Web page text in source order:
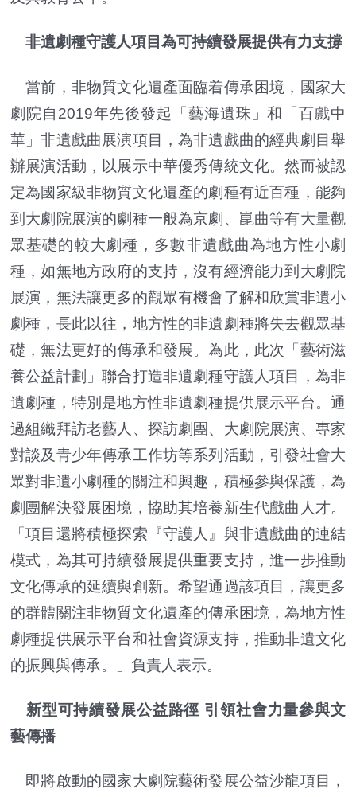
非遺劇種守護人項目為可持續發展提供有力支撐
當前，非物質文化遺產面臨着傳承困境，國家大
劇院自2019年先後發起「藝海遺珠」和「百戲中
華」非遺戲曲展演項目，為非遺戲曲的經典劇目舉
辦展演活動，以展示中華優秀傳統文化。然而被認
定為國家級非物質文化遺產的劇種有近百種，能夠
到大劇院展演的劇種一般為京劇、崑曲等有大量觀
眾基礎的較大劇種，多數非遺戲曲為地方性小劇
種，如無地方政府的支持，沒有經濟能力到大劇院
展演，無法讓更多的觀眾有機會了解和欣賞非遺小
劇種，長此以往，地方性的非遺劇種將失去觀眾基
礎，無法更好的傳承和發展。為此，此次「藝術滋
養公益計劃」聯合打造非遺劇種守護人項目，為非
遺劇種，特別是地方性非遺劇種提供展示平台。通
過組織拜訪老藝人、探訪劇團、大劇院展演、專家
對談及青少年傳承工作坊等系列活動，引發社會大
眾對非遺小劇種的關注和興趣，積極參與保護，為
劇團解決發展困境，協助其培養新生代戲曲人才。
「項目還將積極探索『守護人』與非遺戲曲的連結
模式，為其可持續發展提供重要支持，進一步推動
文化傳承的延續與創新。希望通過該項目，讓更多
的群體關注非物質文化遺產的傳承困境，為地方性
劇種提供展示平台和社會資源支持，推動非遺文化
的振興與傳承。」負責人表示。
新型可持續發展公益路徑 引領社會力量參與文
藝傳播
即將啟動的國家大劇院藝術發展公益沙龍項目，